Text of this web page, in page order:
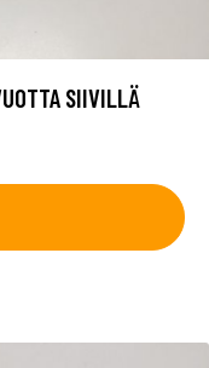
SIIVILLÄ